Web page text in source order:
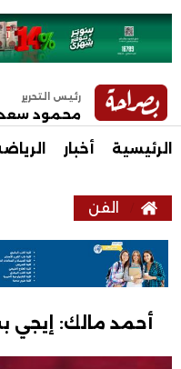
رئيس التحرير
محمود سعد
الرئيسية أخبار
الفن
أحمد مالك: إيجي